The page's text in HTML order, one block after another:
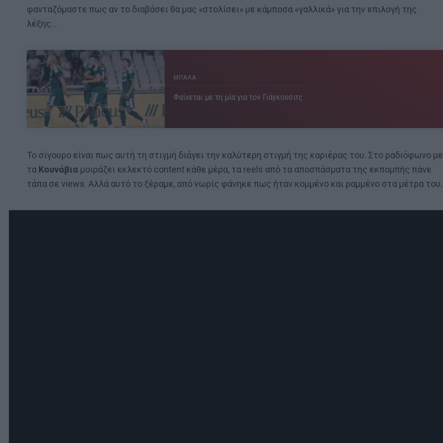
φανταζόμαστε πως αν το διαβάσει θα μας «στολίσει» με κάμποσα «γαλλικά» για την επιλογή της
λέξης…
ΜΠΑΛΑ
Φαίνεται με τη μία για τον Γιάγκουσιτς
Το σίγουρο είναι πως αυτή τη στιγμή διάγει την καλύτερη στιγμή της καριέρας του. Στο ραδιόφωνο με
τα Κουνάβια μοιράζει εκλεκτό content κάθε μέρα, τα reels από τα αποσπάσματα της εκπομπής πάνε
τάπα σε views. Αλλά αυτό το ξέραμε, από νωρίς φάνηκε πως ήταν κομμένο και ραμμένο στα μέτρα του.